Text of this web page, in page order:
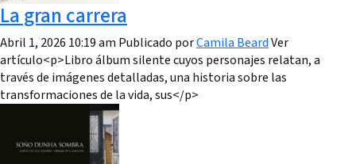
La gran carrera
Abril 1, 2026 10:19 am Publicado porCamila BeardVer
artículo<p>Libro álbum silente cuyos personajes relatan, a
través de imágenes detalladas, una historia sobre las
transformaciones de la vida, sus</p>